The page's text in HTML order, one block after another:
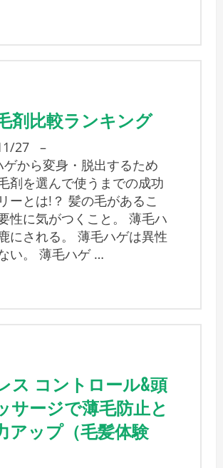
剤比較ランキング
27
–
ゲから変身・脱出するため
剤を選んで使うまでの成功
ーとは!？ 髪の毛があるこ
性に気がつくこと。 薄毛ハ
にされる。 薄毛ハゲは異性
い。 薄毛ハゲ …
ス コントロール&頭
サージで薄毛防止と
アップ（毛髪体験